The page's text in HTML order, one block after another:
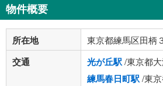
物件概要
所在地 東京都練馬区田柄
交通 光が丘駅/東京都
練馬春日町駅/東